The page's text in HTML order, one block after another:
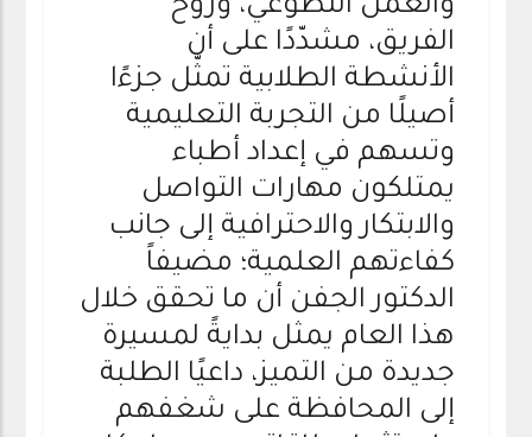
والعمل التطوعي، وروح
الفريق، مشدّدًا على أن
الأنشطة الطلابية تمثّل جزءًا
أصيلًا من التجربة التعليمية
وتسهم في إعداد أطباء
يمتلكون مهارات التواصل
والابتكار والاحترافية إلى جانب
كفاءتهم العلمية؛ مضيفاً
الدكتور الجفن أن ما تحقق خلال
هذا العام يمثل بدايةً لمسيرة
جديدة من التميز، داعيًا الطلبة
إلى المحافظة على شغفهم